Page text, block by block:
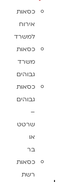
כסאות
אירוח
למשרד
כסאות
משרד
גבוהים
כסאות
גבוהים
–
שרטט
או
בר
כסאות
רשת